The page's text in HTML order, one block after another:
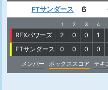
FTサンダース 6
1 2 3 4
REXパワーズ 2 0 0 1
FTサンダース
0 0 0 0
メンバー
ボックススコア テキ